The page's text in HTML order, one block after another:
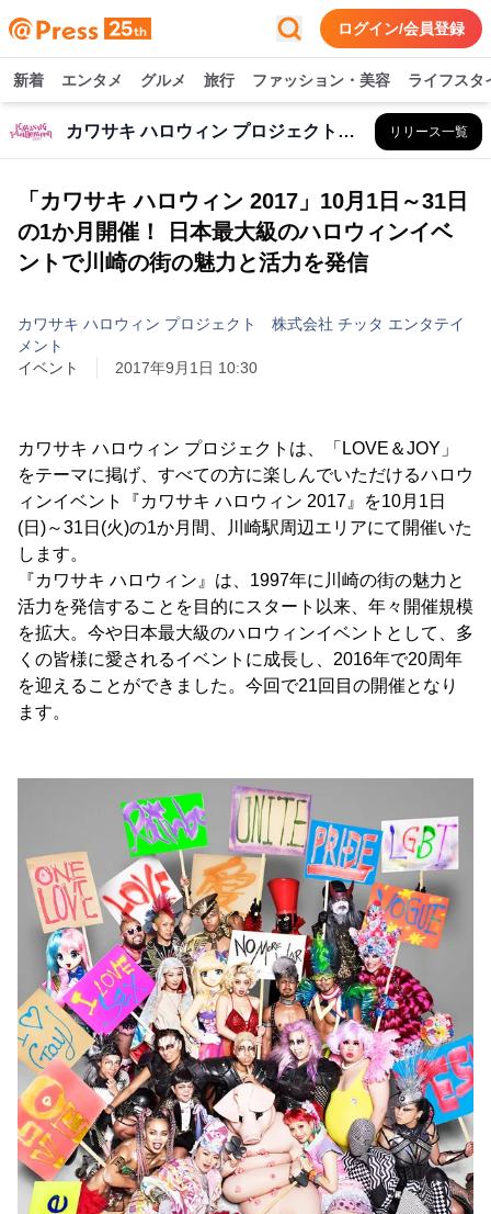
ログイン/会員登録
新着 エンタメ グルメ 旅行 ファッション・美容 ライフスタ
カワサキ ハロウィン プロジェクト 株式会社 チッタ エンタテイメント リリース一覧
「カワサキ ハロウィン 2017」10月1日～31日
の1か月開催！ 日本最大級のハロウィンイベ
ントで川崎の街の魅力と活力を発信
カワサキ ハロウィン プロジェクト 株式会社 チッタ エンタテイ
メント
イベント
2017年9月1日 10:30
カワサキ ハロウィン プロジェクトは、「LOVE＆JOY」
をテーマに掲げ、すべての方に楽しんでいただけるハロウ
ィンイベント『カワサキ ハロウィン 2017』を10月1日
(日)～31日(火)の1か月間、川崎駅周辺エリアにて開催いた
します。
『カワサキ ハロウィン』は、1997年に川崎の街の魅力と
活力を発信することを目的にスタート以来、年々開催規模
を拡大。今や日本最大級のハロウィンイベントとして、多
くの皆様に愛されるイベントに成長し、2016年で20周年
を迎えることができました。今回で21回目の開催となり
ます。